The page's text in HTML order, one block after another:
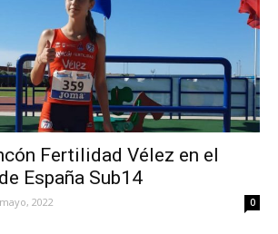
Fertilidad Vélez en el
España Sub14
2022 0